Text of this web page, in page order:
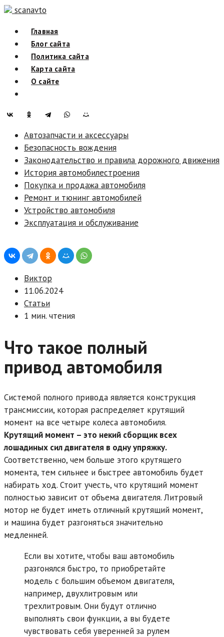
Skip
content
scanavto
Главная
Блог сайта
Политика сайта
Карта сайта
О сайте
Автозапчасти и аксессуары
Безопасность вождения
Законодательство и правила дорожного движения
История автомобилестроения
Покупка и продажа автомобиля
Ремонт и тюнинг автомобилей
Устройство автомобиля
Эксплуатация и обслуживание
Виктор
11.06.2024
Статьи
1 мин. чтения
Что такое полный
привод автомобиля
Системой полного привода является конструкция
трансмиссии, которая распределяет крутящий
момент на все четыре колеса автомобиля.
Крутящий момент – это некий сборщик всех
лошадиных сил двигателя в одну упряжку.
Соответственно, чем больше этого крутящего
момента, тем сильнее и быстрее автомобиль будет
набирать ход. Стоит учесть, что крутящий момент
полностью зависит от объема двигателя. Литровый
мотор не будет иметь отличный крутящий момент,
и машина будет разгоняться значительно
медленней.
Если вы хотите, чтобы ваш автомобиль
разгонялся быстро, то приобретайте
модель с большим объемом двигателя,
например, двухлитровым или
трехлитровым. Они будут отлично
выполнять свои функции, а вы будете
чувствовать себя уверенней за рулем